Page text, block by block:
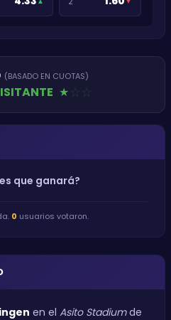
(BASADO EN CUOTAS)
★ ★ ★
que ganará?
0 usuarios votaron.
en el Asito Stadiumde